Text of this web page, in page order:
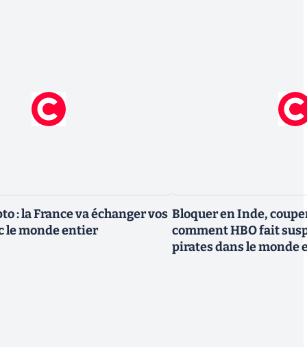
: la France va échanger vos
le monde entier
Bloquer en Inde,
comment HBO fait
pirates dans le monde